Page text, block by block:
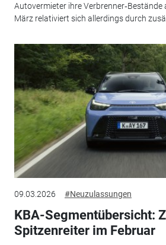
Autovermieter ihre Verbrenner‑Bestände
März relativiert sich allerdings durch
09.03.2026 #Neuzulassungen
KBA-Segmentübersicht:
Spitzenreiter im Februar